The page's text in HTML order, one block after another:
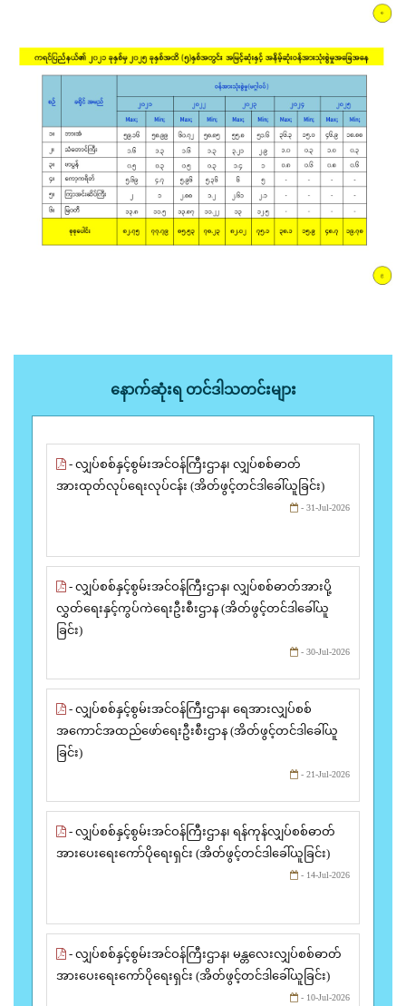
နောက်ဆုံးရ တင်ဒါသတင်းများ
- လျှပ်စစ်နှင့်စွမ်းအင်ဝန်ကြီးဌာန၊ လျှပ်စစ်ဓာတ်
အားထုတ်လုပ်ရေးလုပ်ငန်း (အိတ်ဖွင့်တင်ဒါခေါ်ယူခြင်း)
- 31-Jul-2026
- လျှပ်စစ်နှင့်စွမ်းအင်ဝန်ကြီးဌာန၊ လျှပ်စစ်ဓာတ်အားပို့
လွှတ်ရေးနှင့်ကွပ်ကဲရေးဦးစီးဌာန (အိတ်ဖွင့်တင်ဒါခေါ်ယူ
ခြင်း)
- 30-Jul-2026
- လျှပ်စစ်နှင့်စွမ်းအင်ဝန်ကြီးဌာန၊ ရေအားလျှပ်စစ်
အကောင်အထည်ဖော်ရေးဦးစီးဌာန (အိတ်ဖွင့်တင်ဒါခေါ်ယူ
ခြင်း)
- 21-Jul-2026
- လျှပ်စစ်နှင့်စွမ်းအင်ဝန်ကြီးဌာန၊ ရန်ကုန်လျှပ်စစ်ဓာတ်
အားပေးရေးကော်ပိုရေးရှင်း (အိတ်ဖွင့်တင်ဒါခေါ်ယူခြင်း)
- 14-Jul-2026
- လျှပ်စစ်နှင့်စွမ်းအင်ဝန်ကြီးဌာန၊ မန္တလေးလျှပ်စစ်ဓာတ်
အားပေးရေးကော်ပိုရေးရှင်း (အိတ်ဖွင့်တင်ဒါခေါ်ယူခြင်း)
- 10-Jul-2026